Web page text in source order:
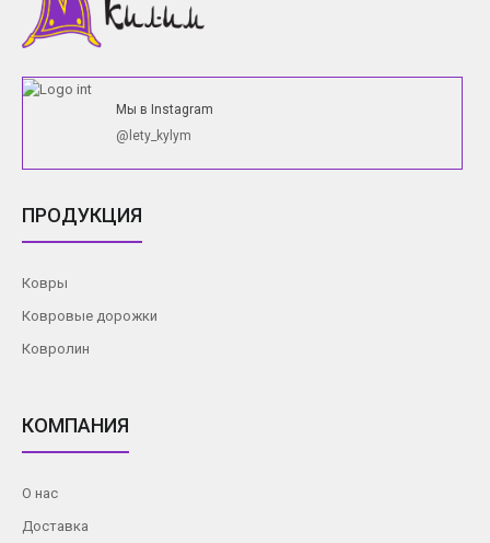
Мы в Instagram
@lety_kylym
ПРОДУКЦИЯ
Ковры
Ковровые дорожки
Ковролин
КОМПАНИЯ
О нас
Доставка